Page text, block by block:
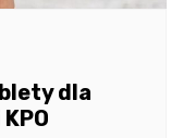
dla